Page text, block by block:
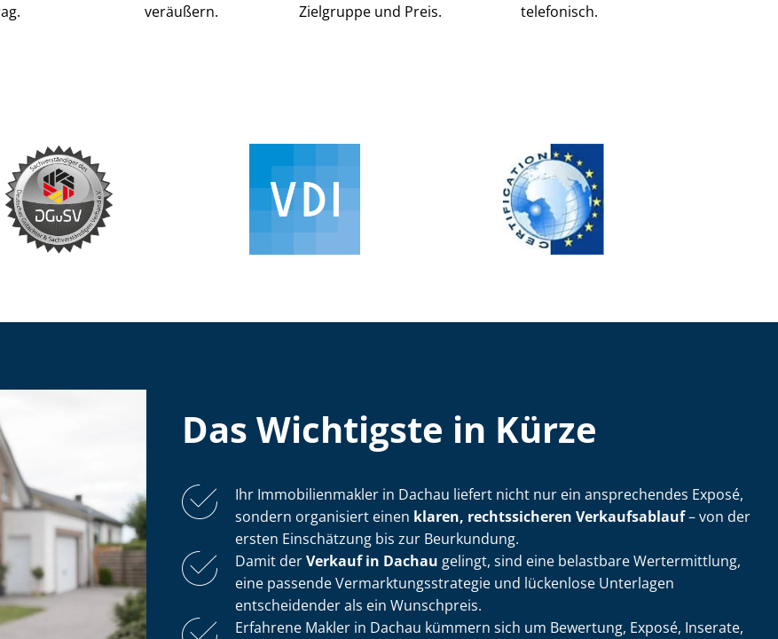
veräußern.
Zielgruppe und Preis.
telefonisch.
Das Wichtigste in Kürze
Ihr Im­mo­bi­li­en­mak­ler in Dachau liefert nicht nur ein ansprechendes Exposé,
sondern organisiert einen klaren, rechtssicheren Verkaufsablauf– von der
ersten Einschätzung bis zur Beurkundung.
Damit derVerkauf in Dachau gelingt, sind eine belastbare Wertermittlung,
eine passende Ver­mark­tungs­stra­te­gie und lückenlose Unterlagen
entscheidender als ein Wunschpreis.
Erfahrene Makler in Dachau kümmern sich um Bewertung, Exposé, Inserate,